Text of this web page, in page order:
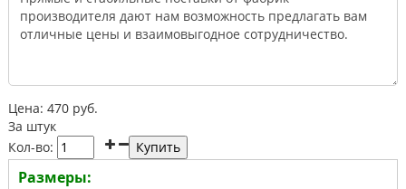
Цена: 470 руб.
За штук
Кол-во:
Размеры: